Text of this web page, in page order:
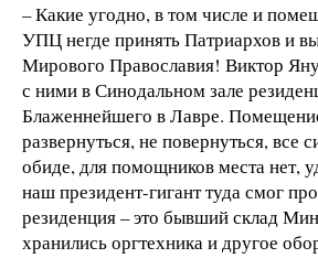
– Какие угодно, в том числе и
УПЦ негде принять Патриархов и
Мирового Православия! Виктор
с ними в Синодальном зале
Блаженнейшего в Лавре.
развернуться, не повернуться, все
обиде, для помощников места нет,
наш президент-гигант туда смог
резиденция – это бывший склад
хранились оргтехника и другое